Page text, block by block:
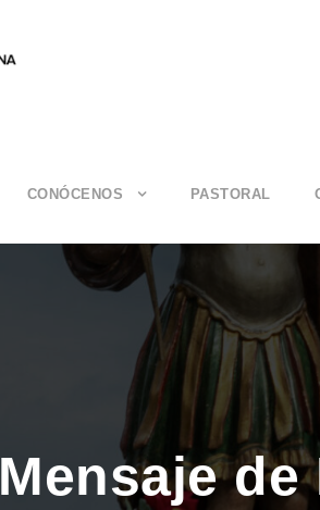
CONÓCENOS PASTORAL
Mensaje